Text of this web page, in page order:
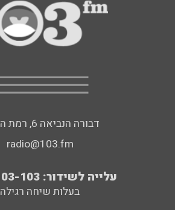
דבורה הנביאה 6, רמת השרון
radio@103.fm
עלייה לשידור: 0552-103-103
בעלות שיחה רגילה